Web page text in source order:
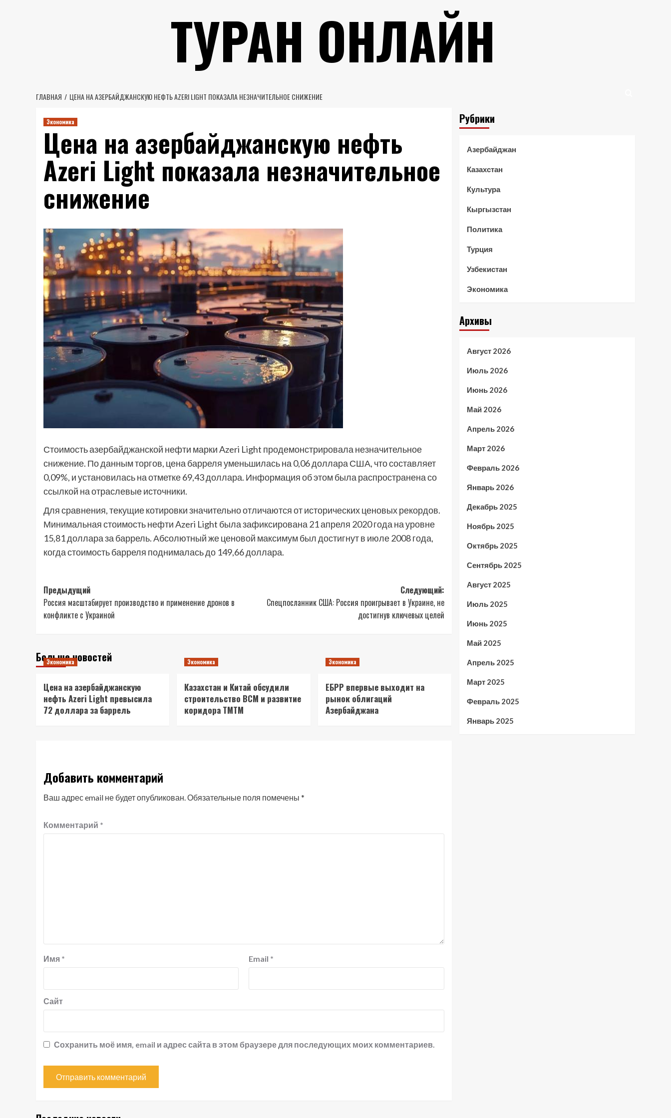
ТУРАН ОНЛАЙН
ГЛАВНАЯ ЦЕНА НА АЗЕРБАЙДЖАНСКУЮ НЕФТЬ AZERI LIGHT ПОКАЗАЛА НЕЗНАЧИТЕЛЬНОЕ СНИЖЕНИЕ
Экономика
Цена на азербайджанскую нефть
Azeri Light показала незначительное
снижение
Стоимость азербайджанской нефти марки Azeri Light продемонстрировала незначительное
снижение. По данным торгов, цена барреля уменьшилась на 0,06 доллара США, что составляет
0,09%, и установилась на отметке 69,43 доллара. Информация об этом была распространена со
ссылкой на отраслевые источники.
Для сравнения, текущие котировки значительно отличаются от исторических ценовых рекордов.
Минимальная стоимость нефти Azeri Light была зафиксирована 21 апреля 2020 года на уровне
15,81 доллара за баррель. Абсолютный же ценовой максимум был достигнут в июле 2008 года,
когда стоимость барреля поднималась до 149,66 доллара.
Навигация
записи
Предыдущий
Россия масштабирует производство и применение дронов в
конфликте с Украиной
Следующий:
Спецпосланник США: Россия проигрывает в Украине, не
достигнув ключевых целей
Больше новостей
Экономика
Цена на азербайджанскую
нефть Azeri Light превысила
72 доллара за баррель
Экономика
Казахстан и Китай обсудили
строительство ВСМ и развитие
коридора ТМТМ
Экономика
ЕБРР впервые выходит на
рынок облигаций
Азербайджана
Добавить комментарий
Ваш адрес email не будет опубликован.Обязательные поля помечены *
Комментарий *
Имя * Email *
Сайт
Сохранить моё имя, email и адрес сайта в этом браузере для последующих моих комментариев.
Рубрики
Азербайджан
Казахстан
Культура
Кыргызстан
Политика
Турция
Узбекистан
Экономика
Архивы
Август 2026
Июль 2026
Июнь 2026
Май 2026
Апрель 2026
Март 2026
Февраль 2026
Январь 2026
Декабрь 2025
Ноябрь 2025
Октябрь 2025
Сентябрь 2025
Август 2025
Июль 2025
Июнь 2025
Май 2025
Апрель 2025
Март 2025
Февраль 2025
Январь 2025